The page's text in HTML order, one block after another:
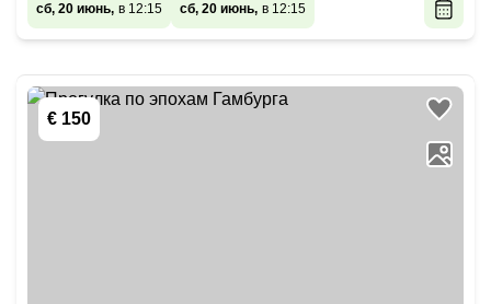
сб, 20 июнь, в 12:15 сб, 20 июнь, в 12:15
€ 150